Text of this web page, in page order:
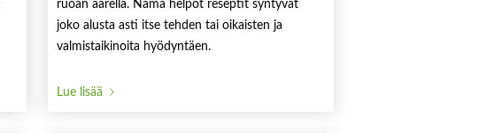
ruoan äärellä. Nämä helpot reseptit syntyvät
joko alusta asti itse tehden tai oikaisten ja
valmistaikinoita hyödyntäen.
Lue lisää